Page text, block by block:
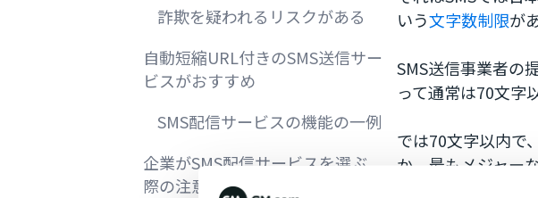
詐欺を疑われるリスクがある
自動短縮URL付きのSMS送信サー
ビスがおすすめ
SMS配信サービスの機能の一例
企業がSMS配信サービスを選ぶ
際の注意点
いう文字数制限が
SMS送信事業者の
って通常は70文字
では70文字以内で
か。最もメジャー